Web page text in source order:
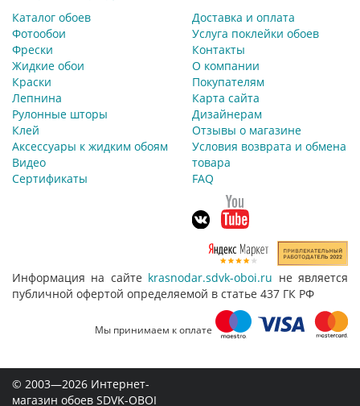
Каталог обоев
Фотообои
Фрески
Жидкие обои
Краски
Лепнина
Рулонные шторы
Клей
Аксессуары к жидким обоям
Видео
Сертификаты
Доставка и оплата
Услуга поклейки обоев
Контакты
О компании
Покупателям
Карта сайта
Дизайнерам
Отзывы о магазине
Условия возврата и обмена
товара
FAQ
Информация на сайте krasnodar.sdvk-oboi.ru не является
публичной офертой определяемой в статье 437 ГК РФ
Мы принимаем к оплате
© 2003—2026 Интернет-
магазин обоев SDVK-OBOI